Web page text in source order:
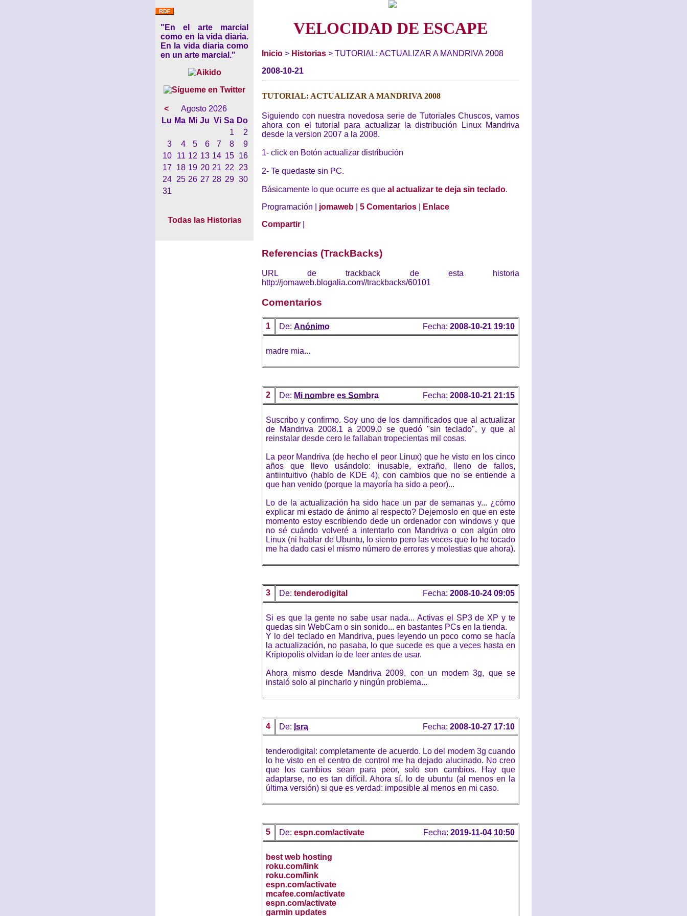
"En el arte marcial
como en la vida diaria.
En la vida diaria como
en un arte marcial."
<
Agosto 2026
Lu Ma Mi Ju Vi Sa Do
1
2
3
4 5 6 7 8
9
10
11 12 13 14 15
16
17
18 19 20 21 22
23
24
25 26 27 28 29 30
31
Todas las Historias
VELOCIDAD DE ESCAPE
Inicio > Historias > TUTORIAL: ACTUALIZAR A MANDRIVA 2008
2008-10-21
TUTORIAL: ACTUALIZAR A MANDRIVA 2008
Siguiendo con nuestra novedosa serie de Tutoriales Chuscos, vamos
ahora con el tutorial para actualizar la distribución Linux Mandriva
desde la version 2007 a la 2008.
1- click en Botón actualizar distribución
2- Te quedaste sin PC.
Básicamente lo que ocurre es que al actualizar te deja sin teclado.
Programación | jomaweb 5 Comentarios
Enlace
Compartir
Referencias (TrackBacks)
URL de trackback de esta historia
http://jomaweb.blogalia.com//trackbacks/60101
Comentarios
1 De: Anónimo Fecha: 2008-10-21 19:10
madre mia...
2 De: Mi nombre es Sombra Fecha: 2008-10-21 21:15
Suscribo y confirmo. Soy uno de los damnificados que al actualizar
de Mandriva 2008.1 a 2009.0 se quedó "sin teclado", y que al
reinstalar desde cero le fallaban tropecientas mil cosas.
La peor Mandriva (de hecho el peor Linux) que he visto en los cinco
años que llevo usándolo: inusable, extraño, lleno de fallos,
antiintuitivo (hablo de KDE 4), con cambios que no se entiende a
que han venido (porque la mayoría ha sido a peor)...
Lo de la actualización ha sido hace un par de semanas y... ¿cómo
explicar mi estado de ánimo al respecto? Dejemoslo en que en este
momento estoy escribiendo dede un ordenador con windows y que
no sé cuándo volveré a intentarlo con Mandriva o con algún otro
Linux (ni hablar de Ubuntu, lo siento pero las veces que lo he tocado
me ha dado casi el mismo número de errores y molestias que ahora).
3 De: tenderodigital Fecha: 2008-10-24 09:05
Si es que la gente no sabe usar nada... Activas el SP3 de XP y te
quedas sin WebCam o sin sonido... en bastantes PCs en la tienda.
Y lo del teclado en Mandriva, pues leyendo un poco como se hacía
la actualización, no pasaba, lo que sucede es que a veces hasta en
Kriptopolis olvidan lo de leer antes de usar.
Ahora mismo desde Mandriva 2009, con un modem 3g, que se
instaló solo al pincharlo y ningún problema...
4 De: Isra Fecha: 2008-10-27 17:10
tenderodigital: completamente de acuerdo. Lo del modem 3g cuando
lo he visto en el centro de control me ha dejado alucinado. No creo
que los cambios sean para peor, solo son cambios. Hay que
adaptarse, no es tan difícil. Ahora sí, lo de ubuntu (al menos en la
última versión) si que es verdad: imposible al menos en mi caso.
5 De: espn.com/activate Fecha: 2019-11-04 10:50
best web hosting
roku.com/link
roku.com/link
espn.com/activate
mcafee.com/activate
espn.com/activate
garmin updates